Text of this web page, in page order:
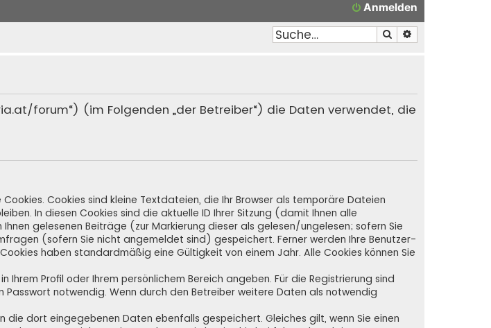
Anmelden
Suche
forum“) (im Folgenden „der Betreiber“) die Daten verwendet, die
Cookies sind kleine Textdateien, die Ihr Browser als temporäre Dateien
In diesen Cookies sind die aktuelle ID Ihrer Sitzung (damit Ihnen alle
gelesenen Beiträge (zur Markierung dieser als gelesen/ungelesen; sofern Sie
(sofern Sie nicht angemeldet sind) gespeichert. Ferner werden Ihre Benutzer-
haben standardmäßig eine Gültigkeit von einem Jahr. Alle Cookies können Sie
Profil oder Ihrem persönlichem Bereich angeben. Für die Registrierung sind
notwendig. Wenn durch den Betreiber weitere Daten als notwendig
dort eingegebenen Daten ebenfalls gespeichert. Gleiches gilt, wenn Sie einen